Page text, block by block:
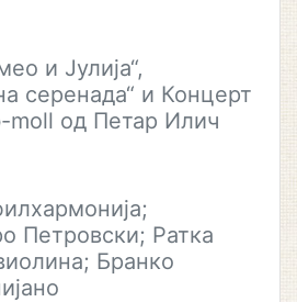
и Јулија“,
серенада“ и Концерт
moll од Петар Илич
Петровски; Ратка
Бранко